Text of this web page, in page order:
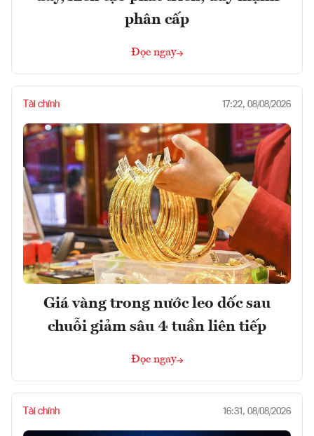
phân cấp
Đọc ngay
Tài chính 17:22, 08/08/2026
Giá vàng trong nước leo dốc sau
chuỗi giảm sâu 4 tuần liên tiếp
Đọc ngay
Tài chính 16:31, 08/08/2026